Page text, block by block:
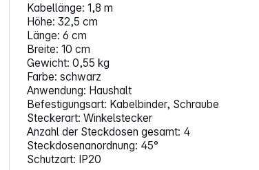
Kabellänge: 1,8 m
Höhe: 32,5 cm
Länge: 6 cm
Breite: 10 cm
Gewicht: 0,55 kg
Farbe: schwarz
Anwendung: Haushalt
Befestigungsart: Kabelbinder, Schraube
Steckerart: Winkelstecker
Anzahl der Steckdosen gesamt: 4
Steckdosenanordnung: 45°
Schutzart: IP20